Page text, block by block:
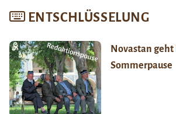
ENTSCHLÜSSELUNG
Novastan geht
Sommerpause